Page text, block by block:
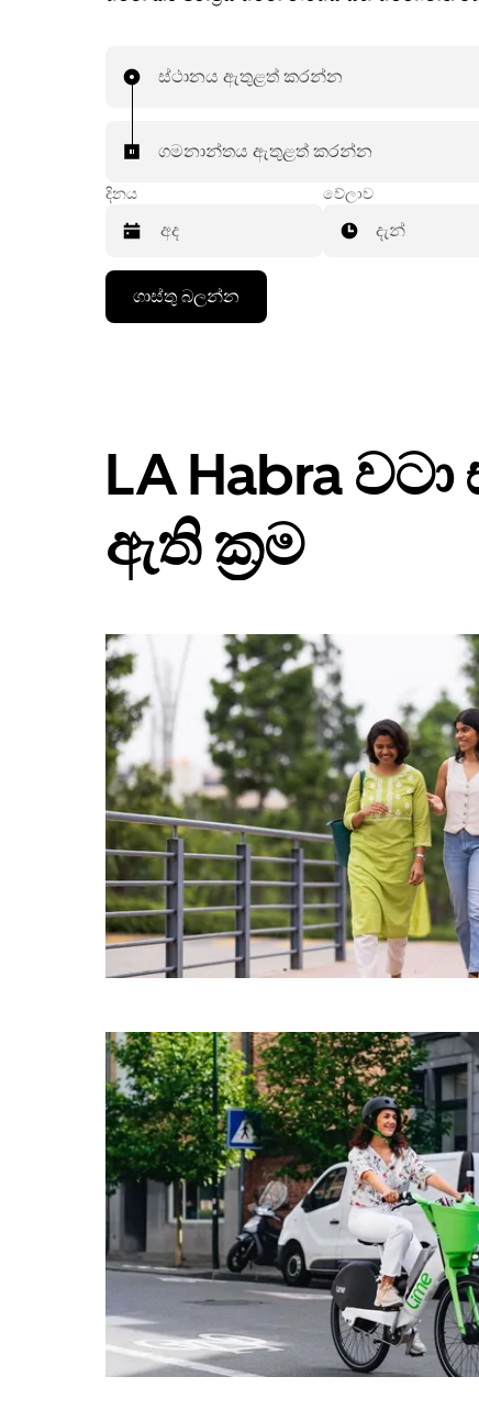
ස්ථානය ඇතුළත් කරන්න
ගමනාන්තය ඇතුළත් කරන්න
දිනය
දින
දර්ශනය
සමග
යතුර
දර්ශනය
වැසීමට
Escape
වේලාව
දැන්
ගාස්තු බලන්න
LA Habra
ඇති ක්‍රම